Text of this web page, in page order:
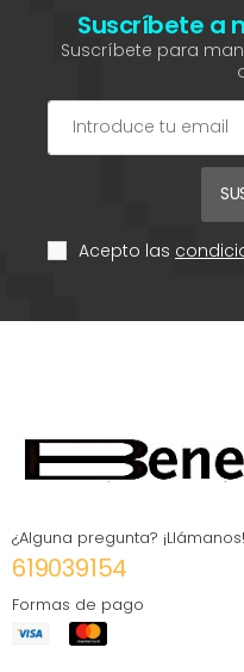
Suscríbete a
Suscríbete para
Acepto las
¿Alguna pregunta? ¡Llámanos!
619039154
Formas de pago